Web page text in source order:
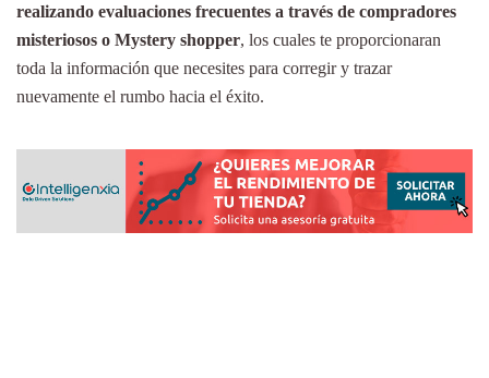
realizando evaluaciones frecuentes a través de compradores
misteriosos o Mystery shopper, los cuales te proporcionaran
toda la información que necesites para corregir y trazar
nuevamente el rumbo hacia el éxito.